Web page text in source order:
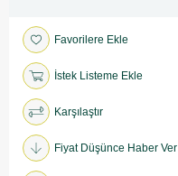
Favorilere Ekle
İstek Listeme Ekle
Karşılaştır
Fiyat Düşünce Haber Ver